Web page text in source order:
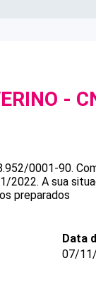
-
0001-90.
2022. A sua
preparados
Data
07/